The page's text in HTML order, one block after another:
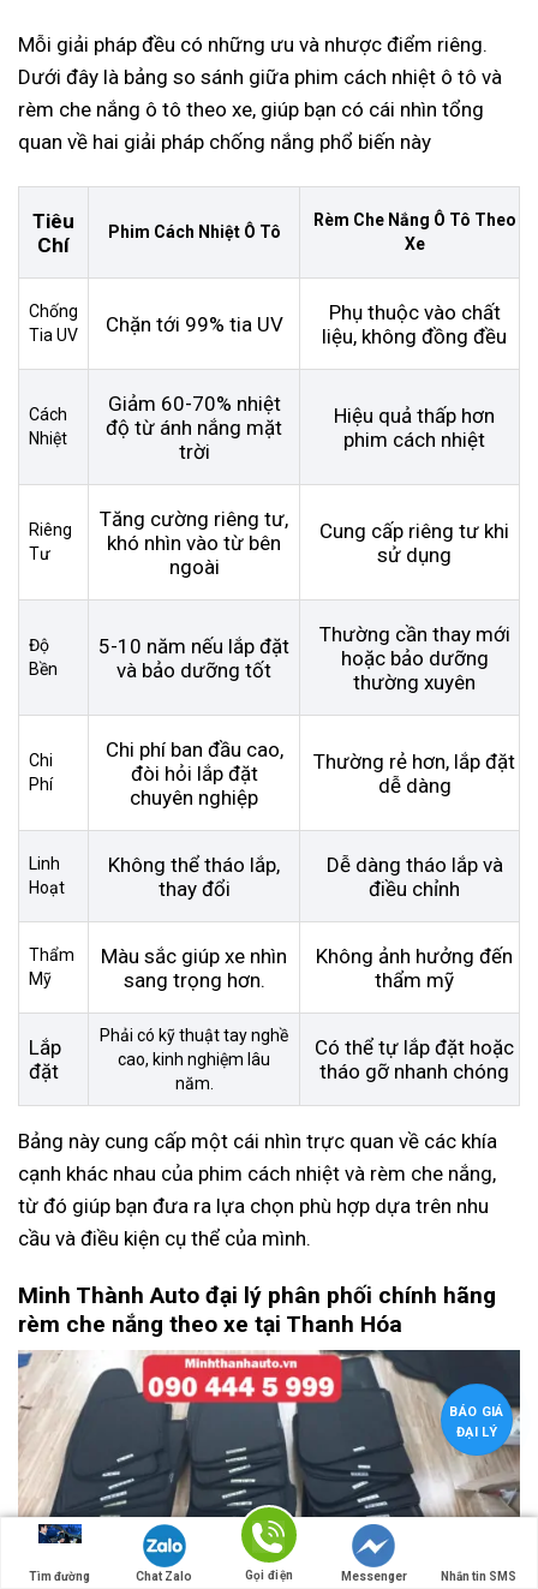
Mỗi giải pháp đều có những ưu và nhược điểm riêng.
Dưới đây là bảng so sánh giữa phim cách nhiệt ô tô và
rèm che nắng ô tô theo xe, giúp bạn có cái nhìn tổng
quan về hai giải pháp chống nắng phổ biến này
Tiêu
Chí
Phim Cách Nhiệt Ô Tô
Rèm Che Nắng Ô Tô Theo
Xe
Chống
Tia UV
Chặn tới 99% tia UV
Phụ thuộc vào chất
liệu, không đồng đều
Cách
Nhiệt
Giảm 60-70% nhiệt
độ từ ánh nắng mặt
trời
Hiệu quả thấp hơn
phim cách nhiệt
Riêng
Tư
Tăng cường riêng tư,
khó nhìn vào từ bên
ngoài
Cung cấp riêng tư khi
sử dụng
Độ
Bền
5-10 năm nếu lắp đặt
và bảo dưỡng tốt
Thường cần thay mới
hoặc bảo dưỡng
thường xuyên
Chi
Phí
Chi phí ban đầu cao,
đòi hỏi lắp đặt
chuyên nghiệp
Thường rẻ hơn, lắp đặt
dễ dàng
Linh
Hoạt
Không thể tháo lắp,
thay đổi
Dễ dàng tháo lắp và
điều chỉnh
Thẩm
Mỹ
Màu sắc giúp xe nhìn
sang trọng hơn.
Không ảnh hưởng đến
thẩm mỹ
Lắp
đặt
Phải có kỹ thuật tay nghề
cao, kinh nghiệm lâu
năm.
Có thể tự lắp đặt hoặc
tháo gỡ nhanh chóng
Bảng này cung cấp một cái nhìn trực quan về các khía
cạnh khác nhau của phim cách nhiệt và rèm che nắng,
từ đó giúp bạn đưa ra lựa chọn phù hợp dựa trên nhu
cầu và điều kiện cụ thể của mình.
Minh Thành Auto đại lý phân phối chính hãng
rèm che nắng theo xe tại Thanh Hóa
BÁO GIÁ
ĐẠI LÝ
Tìm đường Chat Zalo Gọi điện Messenger Nhắn tin SMS